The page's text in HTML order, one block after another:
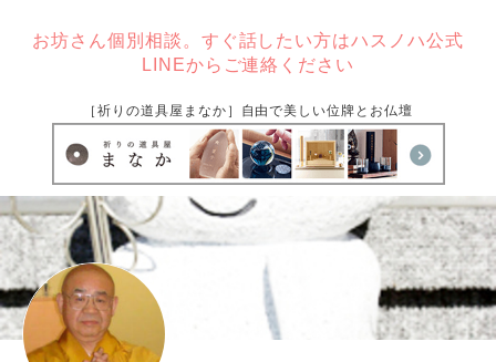
お坊さん個別相談。すぐ話したい方はハスノハ公式
LINEからご連絡ください
［祈りの道具屋まなか］自由で美しい位牌とお仏壇